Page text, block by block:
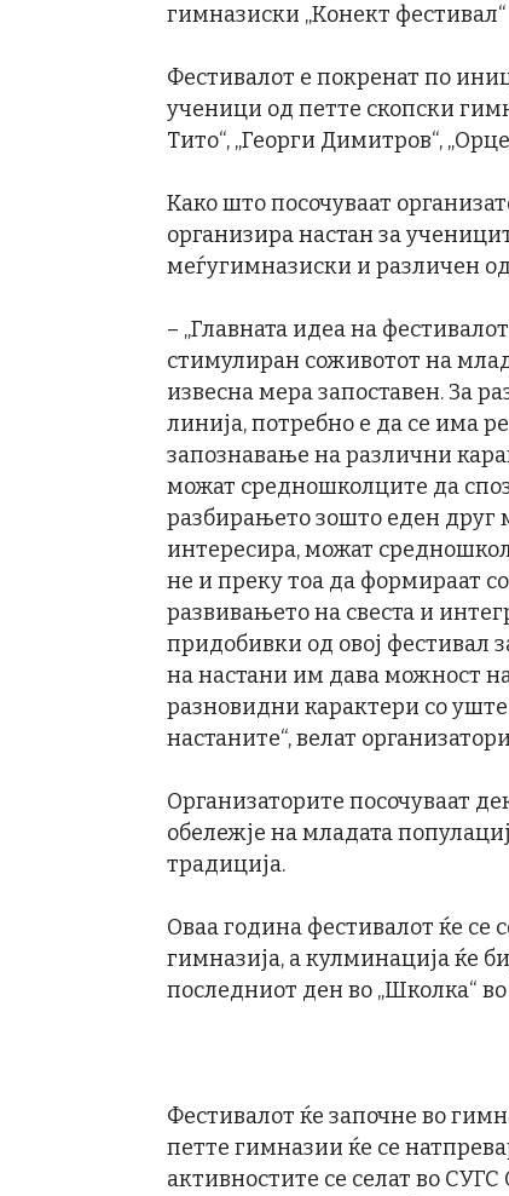
гимназиски „Конект
Фестивалот е покренат по
ученици од петте скопски
Тито“, „Георги Димитров“,
Како што посочуваат
организира настан за
меѓугимназиски и различен
– „Главната идеа на
стимулиран соживотот на
извесна мера запоставен. За
линија, потребно е да се има
запознавање на различни
можат средношколците да
разбирањето зошто еден друг
интересира, можат
не и преку тоа да формираат
развивањето на свеста и
придобивки од овој фестивал
на настани им дава можност
разновидни карактери со
настаните“, велат
Организаторите посочуваат
обележје на младата
традиција.
Оваа година фестивалот ќе се
гимназија, а кулминација ќе
последниот ден во „Школка“
Фестивалот ќе започне во
петте гимназии ќе се
активностите се селат во